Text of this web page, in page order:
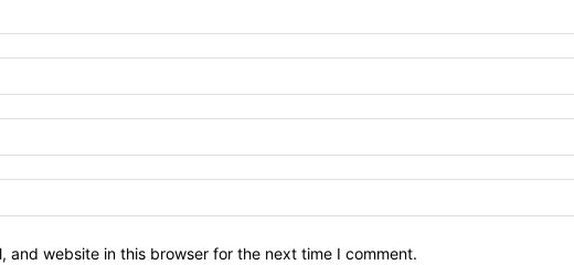
and website in this browser for the next time I comment.